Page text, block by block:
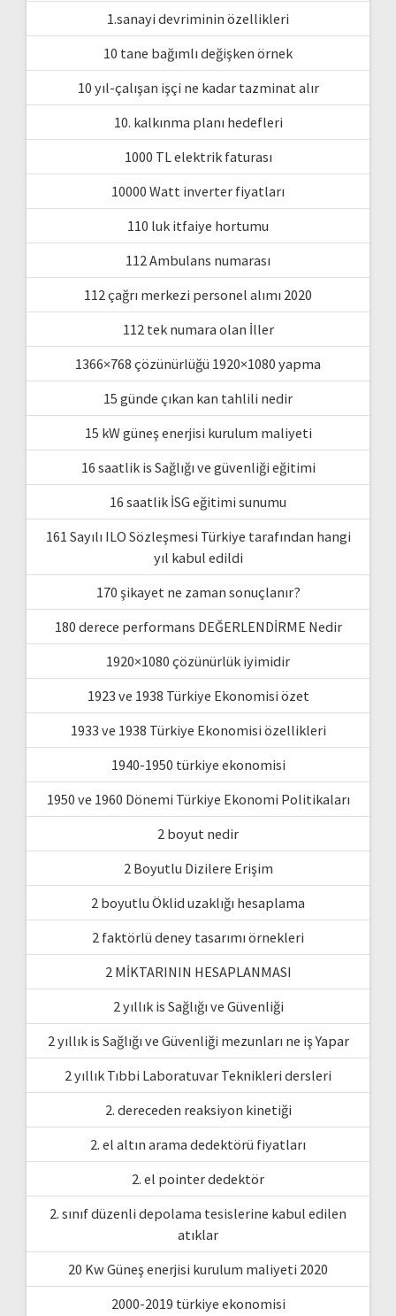
1.sanayi devriminin özellikleri
10 tane bağımlı değişken örnek
10 yıl-çalışan işçi ne kadar tazminat alır
10. kalkınma planı hedefleri
1000 TL elektrik faturası
10000 Watt inverter fiyatları
110 luk itfaiye hortumu
112 Ambulans numarası
112 çağrı merkezi personel alımı 2020
112 tek numara olan İller
1366×768 çözünürlüğü 1920×1080 yapma
15 günde çıkan kan tahlili nedir
15 kW güneş enerjisi kurulum maliyeti
16 saatlik is Sağlığı ve güvenliği eğitimi
16 saatlik İSG eğitimi sunumu
161 Sayılı ILO Sözleşmesi Türkiye tarafından hangi
yıl kabul edildi
170 şikayet ne zaman sonuçlanır?
180 derece performans DEĞERLENDİRME Nedir
1920×1080 çözünürlük iyimidir
1923 ve 1938 Türkiye Ekonomisi özet
1933 ve 1938 Türkiye Ekonomisi özellikleri
1940-1950 türkiye ekonomisi
1950 ve 1960 Dönemi Türkiye Ekonomi Politikaları
2 boyut nedir
2 Boyutlu Dizilere Erişim
2 boyutlu Öklid uzaklığı hesaplama
2 faktörlü deney tasarımı örnekleri
2 MİKTARININ HESAPLANMASI
2 yıllık is Sağlığı ve Güvenliği
2 yıllık is Sağlığı ve Güvenliği mezunları ne iş Yapar
2 yıllık Tıbbi Laboratuvar Teknikleri dersleri
2. dereceden reaksiyon kinetiği
2. el altın arama dedektörü fiyatları
2. el pointer dedektör
2. sınıf düzenli depolama tesislerine kabul edilen
atıklar
20 Kw Güneş enerjisi kurulum maliyeti 2020
2000-2019 türkiye ekonomisi